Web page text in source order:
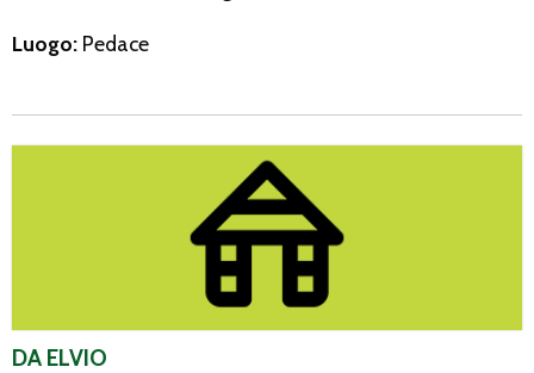
Luogo: Pedace
DA ELVIO